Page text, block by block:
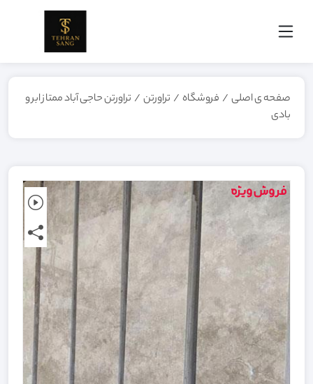
صفحه ی اصلی / فروشگاه / تراورتن / تراورتن حاجی‌ آباد ممتاز ابر و
بادی